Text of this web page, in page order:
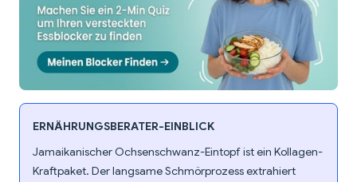
ERNÄHRUNGSBERATER-EINBLICK
Jamaikanischer Ochsenschwanz-Eintopf ist ein Kollagen-
Kraftpaket. Der langsame Schmörprozess extrahiert